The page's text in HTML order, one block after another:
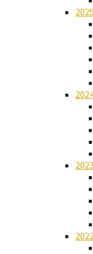
2025
2023